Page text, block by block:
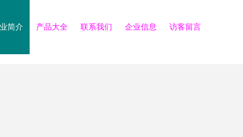
简介 产品大全 联系我们 企业信息 访客留言